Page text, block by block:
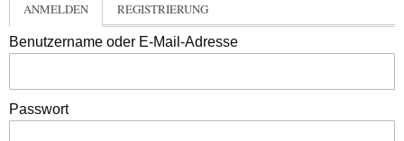
ANMELDEN REGISTRIERUNG
Benutzername oder E-Mail-Adresse
Passwort